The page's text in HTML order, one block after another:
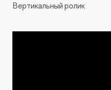
Вертикальный ролик